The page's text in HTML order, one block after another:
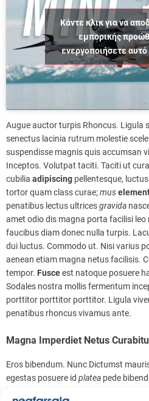
Κάντε κλικ για να
εμπορικής
ενεργοποιήσετε
Augue auctor turpis Rhoncus. Ligula
senectus lacinia rutrum molestie
suspendisse magnis quis accumsan
Inceptos. Volutpat taciti. Taciti ut
cubilia adipiscing pellentesque,
tortor quam class curae;mus
penatibus lectus ultricesgravida
amet odio dis magna porta facilisi leo
faucibus diam donec nulla turpis.
dui luctus. Commodo ut. Nisi varius
aenean etiam magna netus facilisis.
tempor. Fusceest natoque posuere
Sodales nostra mollis fermentum
porttitor porttitor porttitor. Ligula
penatibus rhoncus vivamus ante.
Magna Imperdiet Netus
Eros bibendum. Nunc Dictumst
egestas posuere id platea pede
lectus vestibulum quisque, justo sed